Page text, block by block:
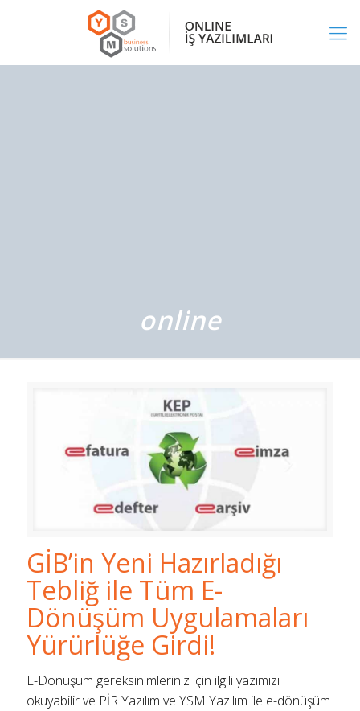
online
GİB’in Yeni Hazırladığı
Tebliğ ile Tüm E-
Dönüşüm Uygulamaları
Yürürlüğe Girdi!
E-Dönüşüm gereksinimleriniz için ilgili yazımızı
okuyabilir ve PİR Yazılım ve YSM Yazılım ile e-dönüşüm